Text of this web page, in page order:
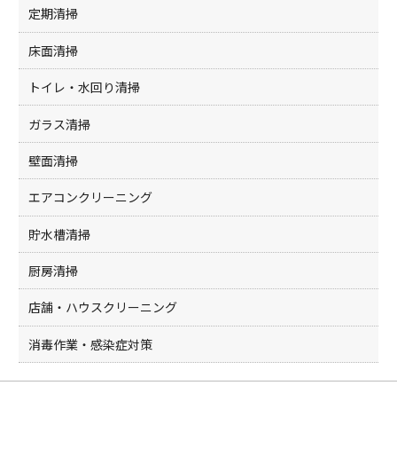
定期清掃
床面清掃
トイレ・水回り清掃
ガラス清掃
壁面清掃
エアコンクリーニング
貯水槽清掃
厨房清掃
店舗・ハウスクリーニング
消毒作業・感染症対策